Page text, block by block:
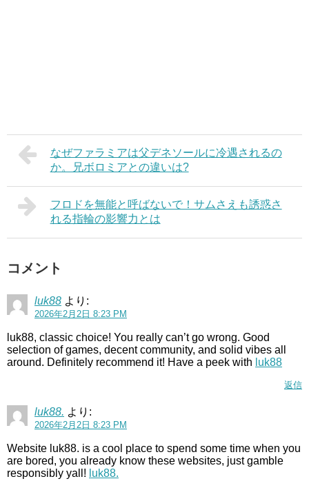
なぜファラミアは父デネソールに冷遇されるの
か。兄ボロミアとの違いは?
フロドを無能と呼ばないで！サムさえも誘惑さ
れる指輪の影響力とは
コメント
luk88 より:
2026年2月2日 8:23 PM
luk88, classic choice! You really can’t go wrong. Good
selection of games, decent community, and solid vibes all
around. Definitely recommend it! Have a peek with luk88
返信
luk88. より:
2026年2月2日 8:23 PM
Website luk88. is a cool place to spend some time when you
are bored, you already know these websites, just gamble
responsibly yall! luk88.